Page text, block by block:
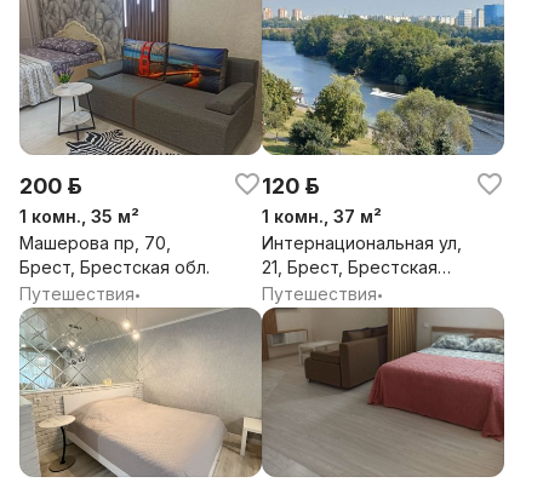
200 р.
1 комн., 35 м²
Машерова пр, 70,
Брест, Брестская обл.
Путешествия•
120 р.
1 комн., 37 м²
Интернациональная ул,
21, Брест, Брестская
обл.
Путешествия•